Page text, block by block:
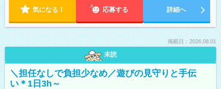
気になる！ 応募する 詳細へ
掲載日：2026.08.01
未読
＼担任なしで負担少なめ／遊びの見守りと手伝
い＊1日3h～